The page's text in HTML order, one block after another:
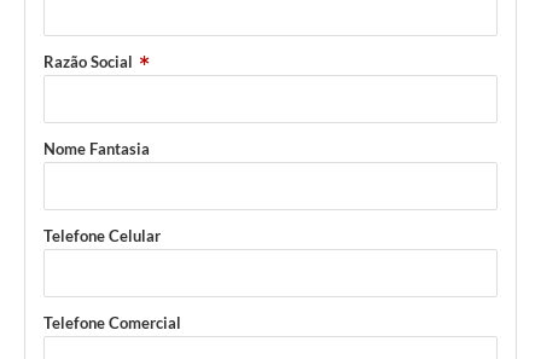
Razão Social
Nome Fantasia
Telefone Celular
Telefone Comercial